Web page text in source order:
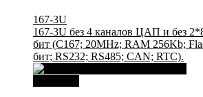
167-3U
167-3U без 4 каналов ЦАП и без
бит (C167; 20MHz; RAM 256Kb;
бит; RS232; RS485; CAN; RTC).